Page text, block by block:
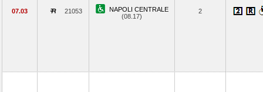
07.03 21053
NAPOLI CENTRALE
(08.17)
2